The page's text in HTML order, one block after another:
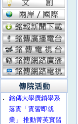
‧
銘傳大學廣銷學系
落實「實習即就
業」 推動菁英實習